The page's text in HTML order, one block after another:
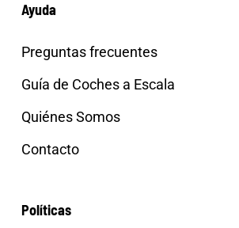
Ayuda
Preguntas frecuentes
Guía de Coches a Escala
Quiénes Somos
Contacto
Políticas